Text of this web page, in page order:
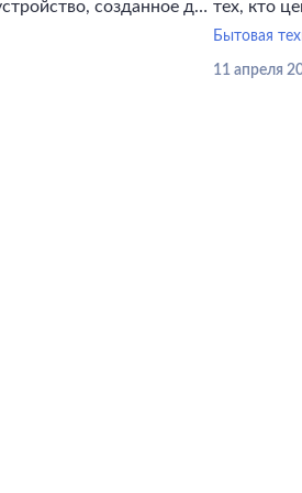
созданное для
ежедневном уходе за
тех, кто
процессе
Бытовая
11 апреля